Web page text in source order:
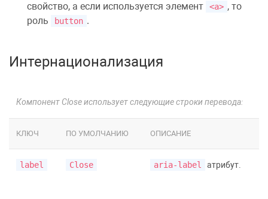
свойство, а если используется элемент <a> , то
роль
button .
Интернационализация
Компонент Close использует следующие строки перевода:
КЛЮЧ ПО УМОЛЧАНИЮ ОПИСАНИЕ
label Close aria-label атрибут.